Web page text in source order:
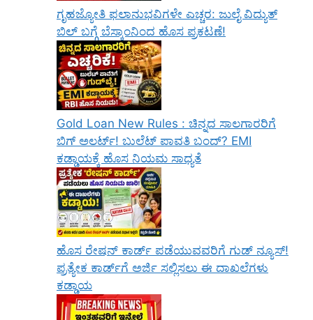
ಗೃಹಜ್ಯೋತಿ ಫಲಾನುಭವಿಗಳೇ ಎಚ್ಚರ: ಜುಲೈ ವಿದ್ಯುತ್
ಬಿಲ್ ಬಗ್ಗೆ ಬೆಸ್ಕಾಂನಿಂದ ಹೊಸ ಪ್ರಕಟಣೆ!
Gold Loan New Rules : ಚಿನ್ನದ ಸಾಲಗಾರರಿಗೆ
ಬಿಗ್ ಅಲರ್ಟ್! ಬುಲೆಟ್ ಪಾವತಿ ಬಂದ್? EMI
ಕಡ್ಡಾಯಕ್ಕೆ ಹೊಸ ನಿಯಮ ಸಾಧ್ಯತೆ
ಹೊಸ ರೇಷನ್ ಕಾರ್ಡ್ ಪಡೆಯುವವರಿಗೆ ಗುಡ್ ನ್ಯೂಸ್!
ಪ್ರತ್ಯೇಕ ಕಾರ್ಡ್‌ಗೆ ಅರ್ಜಿ ಸಲ್ಲಿಸಲು ಈ ದಾಖಲೆಗಳು
ಕಡ್ಡಾಯ